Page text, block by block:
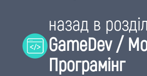
назад в розділ
GameDev /
Програмінг